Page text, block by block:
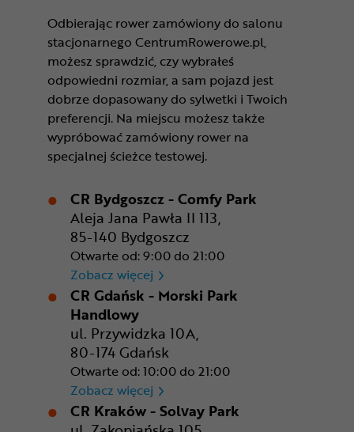
Odbierając rower zamówiony do salonu
stacjonarnego CentrumRowerowe.pl,
możesz sprawdzić, czy wybrałeś
odpowiedni rozmiar, a sam pojazd jest
dobrze dopasowany do sylwetki i Twoich
preferencji. Na miejscu możesz także
wypróbować zamówiony rower na
specjalnej ścieżce testowej.
CR Bydgoszcz - Comfy Park
Aleja Jana Pawła II 113,
85-140 Bydgoszcz
Otwarte od: 9:00 do 21:00
Zobacz więcej CR Bydgoszcz - Comfy Park
CR Gdańsk - Morski Park
Handlowy
ul. Przywidzka 10A,
80-174 Gdańsk
Otwarte od: 10:00 do 21:00
Zobacz więcej CR Gdańsk - Morski Park
CR Kraków - Solvay Park